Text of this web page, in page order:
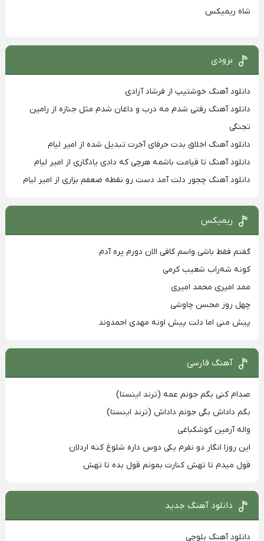
شاه ریمیکس
بزودی
دانلود آهنگ خوشتیپ از فرشاد آزادی
دانلود آهنگ رفتی شدم مه درب و داغان شدم مثل جنازه از رامین
تجنگی
دانلود آهنگ اخلاق بدت حرفای آخرت تبدیل شده از امیر لیام
دانلود آهنگ تا قیامت باشمه هرچی که دادی یادگاری از امیر لیام
دانلود آهنگ چجور دلت آمد دست رو نقطه ضعفم بزاری از امیر لیام
ریمیکس
گفتم فقط باشی واسم کافی الان دورم پره آدم
کونه شه‌راب شعیب کرمی
ممد امیری محمد امیری
چهل روز محسن چاوشی
پیش منی اما دلت پیش اونه مهدی احمدوند
آهنگ فارسی
صدام کنی بگم جونم عمه (ترند اینستا)
بگم داداش بگی جونم داداش (ترند اینستا)
واله آرمین کوشکباغی
این روزا انگار دو نفرم یکی دوس داره شلوغ کنه اردلان
قول میدم تا تهش کنارت بمونم قول بده تا تهش
دانلود آهنگ جدید
دانلود آهنگ بلوچی